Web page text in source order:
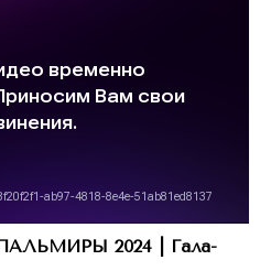
2024 | Гала-